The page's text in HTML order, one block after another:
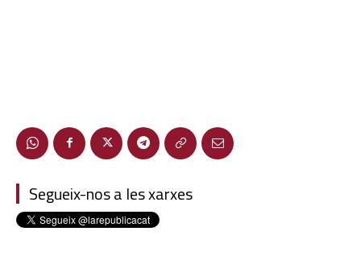
Segueix-nos a les xarxes